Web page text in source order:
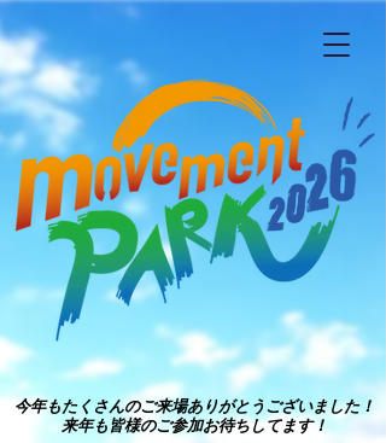
今年もたくさんのご来場ありがとうございました！
来年も皆様のご参加お待ちしてます！
今年もたくさんのご来場ありがとうございました！
来年も皆様のご参加お待ちしてます！